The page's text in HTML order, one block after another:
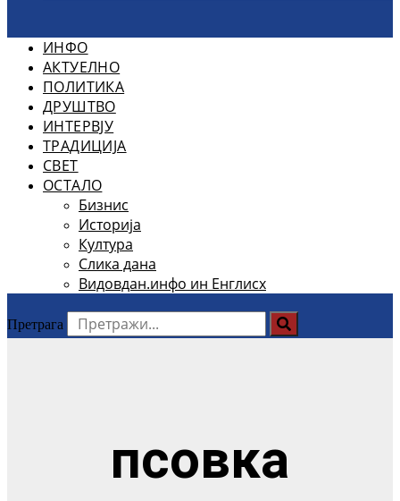
ИНФО
АКТУЕЛНО
ПОЛИТИКА
ДРУШТВО
ИНТЕРВЈУ
ТРАДИЦИЈА
СВЕТ
ОСТАЛО
Бизнис
Историја
Култура
Слика дана
Видовдан.инфо ин Енглисх
Претрага
псовка